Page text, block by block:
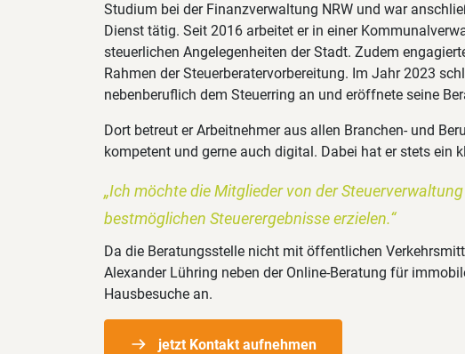
Studium bei der Finanzverwaltung NRW und war
Dienst tätig. Seit 2016 arbeitet er in einer
steuerlichen Angelegenheiten der Stadt. Zudem
Rahmen der Steuerberatervorbereitung. Im Jahr 2023
nebenberuflich dem Steuerring an und eröffnete seine
Dort betreut er Arbeitnehmer aus allen Branchen- und
kompetent und gerne auch digital. Dabei hat er stets ein
„Ich möchte die Mitglieder von der
bestmöglichen Steuerergebnisse erzielen.“
Da die Beratungsstelle nicht mit öffentlichen
Alexander Lühring neben der Online-Beratung für
Hausbesuche an.
jetzt Kontakt aufnehmen